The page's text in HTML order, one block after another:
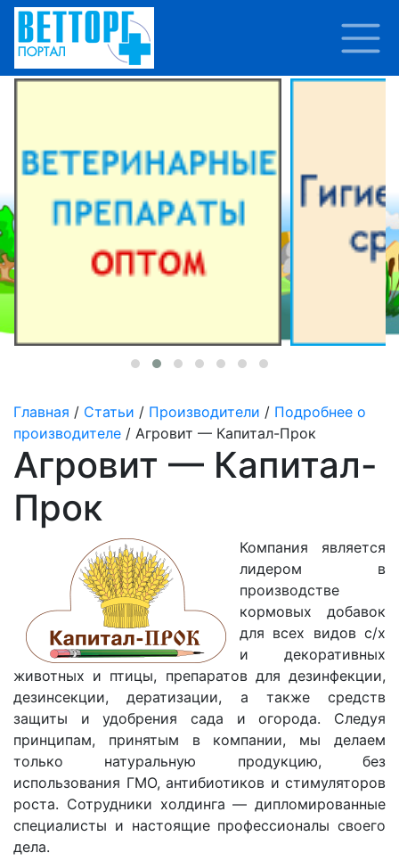
Главная / Статьи / Производители / Подробнее о
производителе / Агровит — Капитал-Прок
Агровит — Капитал-
Прок
Компания является
лидером в
производстве
кормовых добавок
для всех видов с/х
и декоративных
животных и птицы, препаратов для дезинфекции,
дезинсекции, дератизации, а также средств
защиты и удобрения сада и огорода. Следуя
принципам, принятым в компании, мы делаем
только натуральную продукцию, без
использования ГМО, антибиотиков и стимуляторов
роста. Сотрудники холдинга — дипломированные
специалисты и настоящие профессионалы своего
дела.